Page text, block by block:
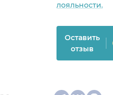
лояльности.
Оставить
отзыв